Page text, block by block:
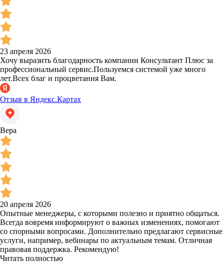
23 апреля 2026
Хочу выразить благодарность компании Консультант Плюс за
профессиональный сервис.Пользуемся системой уже много
лет.Всех благ и процветания Вам.
Отзыв в Яндекс.Картах
Вера
20 апреля 2026
Опытные менеджеры, с которыми полезно и приятно общаться.
Всегда вовремя информируют о важных изменениях, помогают
со спорными вопросами. Дополнительно предлагают сервисные
услуги, например, вебинары по актуальным темам. Отличная
правовая поддержка. Рекомендую!
Читать полностью